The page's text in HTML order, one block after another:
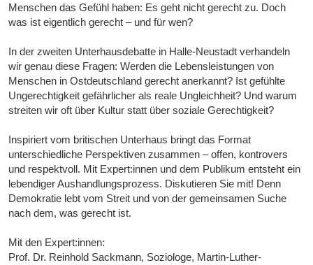
Menschen das Gefühl haben: Es geht nicht gerecht zu. Doch
was ist eigentlich gerecht – und für wen?
In der zweiten Unterhausdebatte in Halle-Neustadt verhandeln
wir genau diese Fragen: Werden die Lebensleistungen von
Menschen in Ostdeutschland gerecht anerkannt? Ist gefühlte
Ungerechtigkeit gefährlicher als reale Ungleichheit? Und warum
streiten wir oft über Kultur statt über soziale Gerechtigkeit?
Inspiriert vom britischen Unterhaus bringt das Format
unterschiedliche Perspektiven zusammen – offen, kontrovers
und respektvoll. Mit Expert:innen und dem Publikum entsteht ein
lebendiger Aushandlungsprozess. Diskutieren Sie mit! Denn
Demokratie lebt vom Streit und von der gemeinsamen Suche
nach dem, was gerecht ist.
Mit den Expert:innen:
Prof. Dr. Reinhold Sackmann, Soziologe, Martin-Luther-